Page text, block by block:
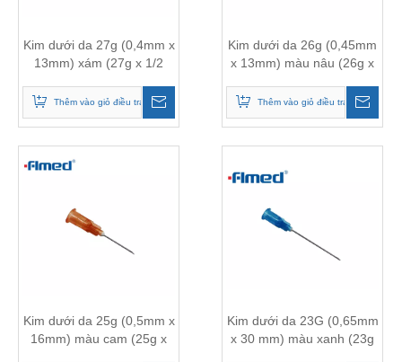
Kim dưới da 27g (0,4mm x
13mm) xám (27g x 1/2
Thêm vào giỏ điều tra
Kim dưới da 26g (0,45mm
x 13mm) màu nâu (26g x
Thêm vào giỏ điều tra
Kim dưới da 25g (0,5mm x
16mm) màu cam (25g x
Kim dưới da 23G (0,65mm
x 30 mm) màu xanh (23g